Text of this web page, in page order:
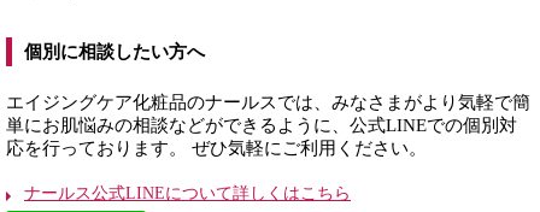
個別に相談したい方へ
エイジングケア化粧品のナールスでは、みなさまがより気軽で簡
単にお肌悩みの相談などができるように、公式LINEでの個別対
応を行っております。 ぜひ気軽にご利用ください。
ナールス公式LINEについて詳しくはこちら